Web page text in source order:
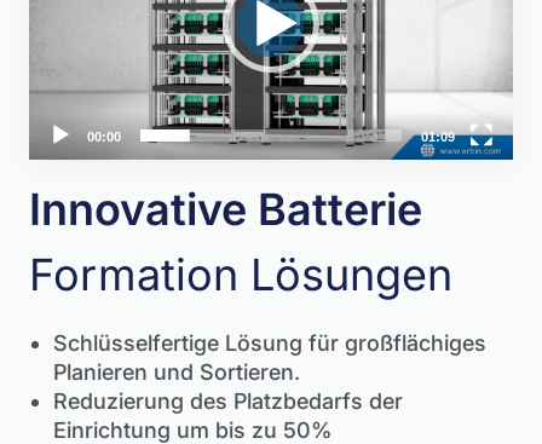
00:00 01:09
Innovative Batterie
Formation Lösungen
Schlüsselfertige Lösung für großflächiges
Planieren und Sortieren.
Reduzierung des Platzbedarfs der
Einrichtung um bis zu 50%